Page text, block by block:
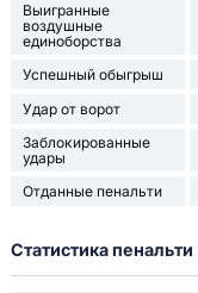
Выигранные
воздушные
единоборства
Успешный обыгрыш
Удар от ворот
Заблокированные
удары
Отданные пенальти
Статистика пенальти